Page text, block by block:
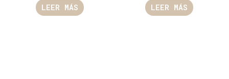
LEER MÁS LEER MÁS